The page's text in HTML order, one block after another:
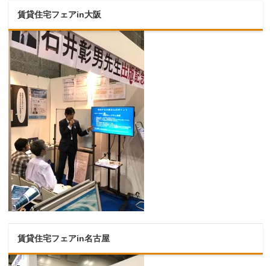
賃貸住宅フェアin大阪
賃貸住宅フェアin名古屋